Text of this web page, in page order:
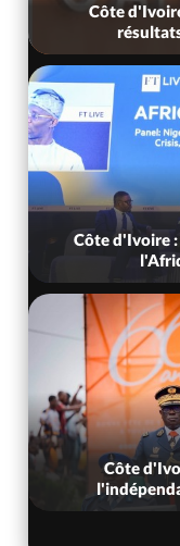
Côte
Côte d'Ivoire
Côte